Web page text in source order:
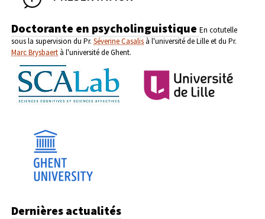
Doctorante en psycholinguistique En cotutelle
sous la supervision du Pr. Séverine Casalis à l'université de Lille et du Pr.
Marc Brysbaert à l'université de Ghent.
Dernières actualités